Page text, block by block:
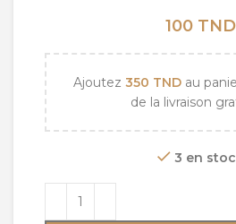
100 TND
Ajoutez 350 TNDau
de la livraison
3 en